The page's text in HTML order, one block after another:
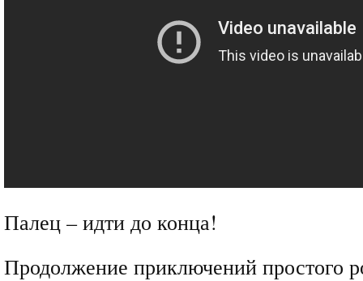
Палец – идти до конца!
Продолжение приключений простого